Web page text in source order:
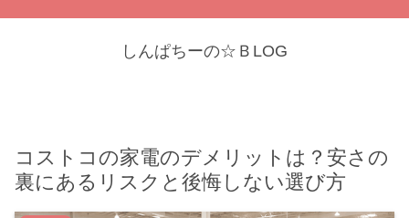
しんぱちーの☆ＢLOG
コストコの家電のデメリットは？安さの
裏にあるリスクと後悔しない選び方